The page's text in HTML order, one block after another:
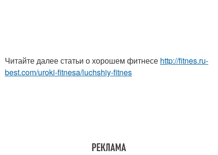
Читайте далее статьи о хорошем фитнесе http://fitnes.ru-
best.com/uroki-fitnesa/luchshiy-fitnes